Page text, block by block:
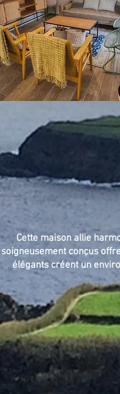
Cette maison allie
soigneusement conçus
élégants créent un